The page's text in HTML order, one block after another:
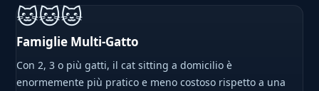
🐱🐱🐱
Famiglie Multi-Gatto
Con 2, 3 o più gatti, il cat sitting a domicilio è
enormemente più pratico e meno costoso rispetto a una